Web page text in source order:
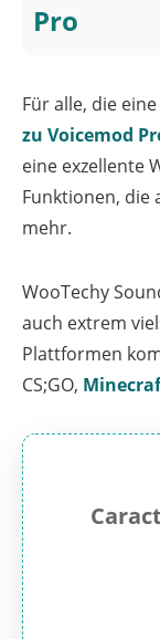
Pro
Für alle, die
zu Voicemod
eine exzellente
Funktionen, die
mehr.
WooTechy
auch extrem
Plattformen
CS;GO,